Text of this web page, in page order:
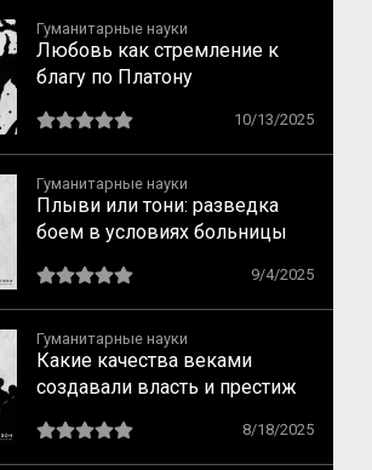
Гуманитарные науки
Любовь как стремление к
благу по Платону
10/13/2025
Гуманитарные науки
Плыви или тони: разведка
боем в условиях больницы
9/4/2025
Гуманитарные науки
Какие качества веками
создавали власть и престиж
8/18/2025